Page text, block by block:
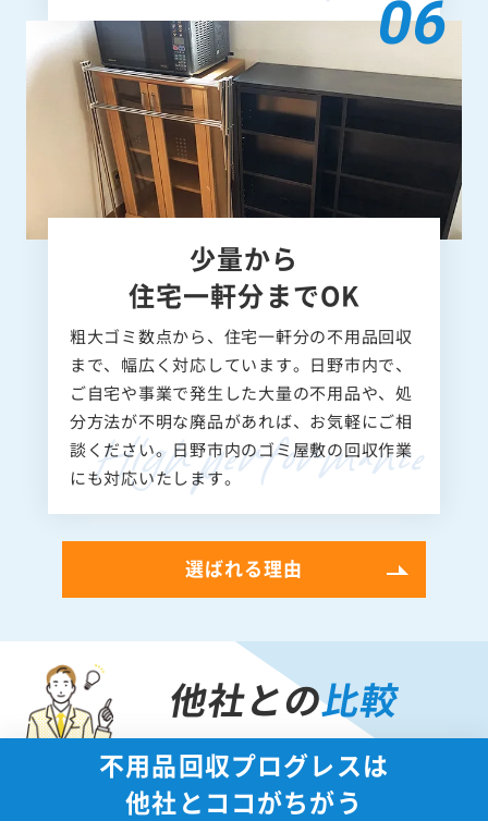
少量から
住宅一軒分までOK
粗大ゴミ数点から、住宅一軒分の不用品回収
まで、幅広く対応しています。日野市内で、
ご自宅や事業で発生した大量の不用品や、処
分方法が不明な廃品があれば、お気軽にご相
談ください。日野市内のゴミ屋敷の回収作業
にも対応いたします。
選ばれる理由
他社との比較
不用品回収プログレスは
他社とココがちがう